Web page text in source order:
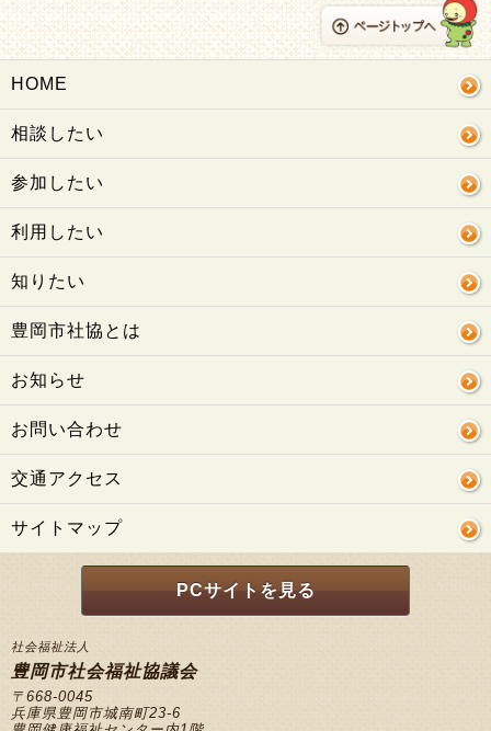
HOME
相談したい
参加したい
利用したい
知りたい
豊岡市社協とは
お知らせ
お問い合わせ
交通アクセス
サイトマップ
PCサイトを見る
社会福祉法人
豊岡市社会福祉協議会
〒668-0045
兵庫県豊岡市城南町23-6